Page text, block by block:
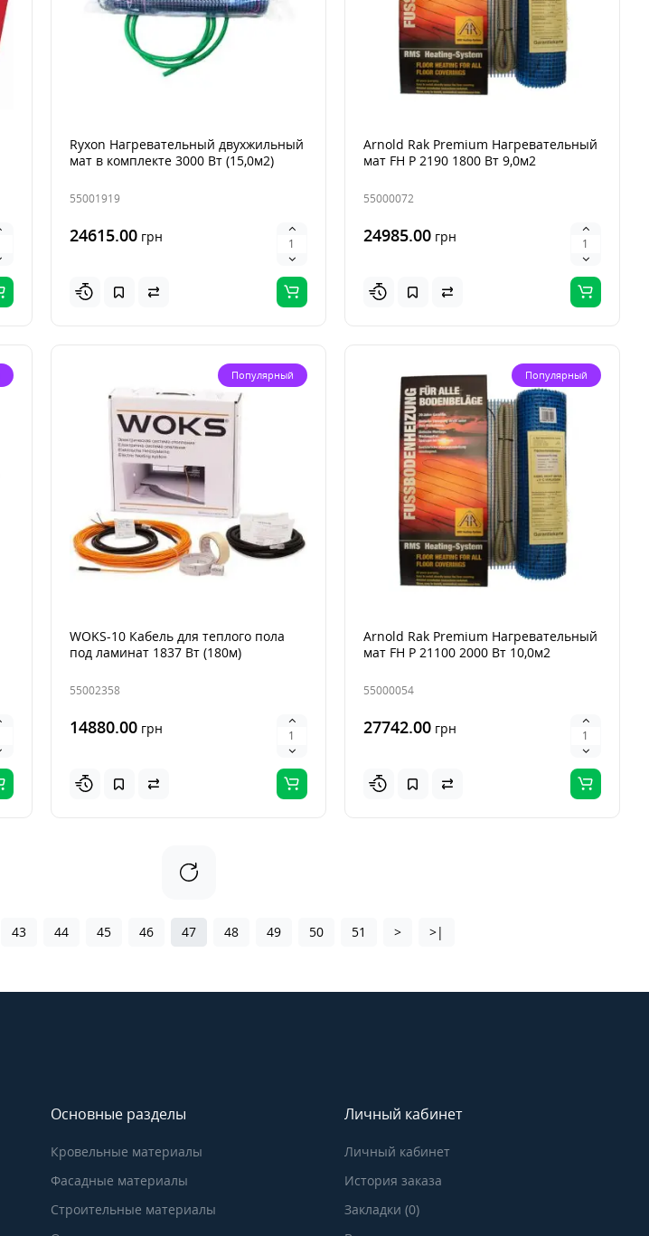
Ryxon Нагревательный двухжильный
мат в комплекте 3000 Вт (15,0м2)
55001919
24615.00грн
Arnold Rak Premium Нагревательный
мат FH Р 2190 1800 Вт 9,0м2
55000072
24985.00грн
Популярный
WOKS-10 Кабель для теплого пола
под ламинат 1837 Вт (180м)
55002358
14880.00грн
Популярный
Arnold Rak Premium Нагревательный
мат FH Р 21100 2000 Вт 10,0м2
55000054
27742.00грн
43 44 45 46 47 48 49 50 51 > >|
Основные разделы
Кровельные материалы
Фасадные материалы
Строительные материалы
Личный кабинет
Личный кабинет
История заказа
Закладки (0)